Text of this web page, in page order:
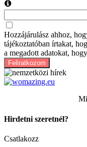
Hozzájárulász ahhoz,
tájékoztatóban írtakat,
a megadott adatokat,
Feliratkozom
Hirdetni szeretnél?
Csatlakozz